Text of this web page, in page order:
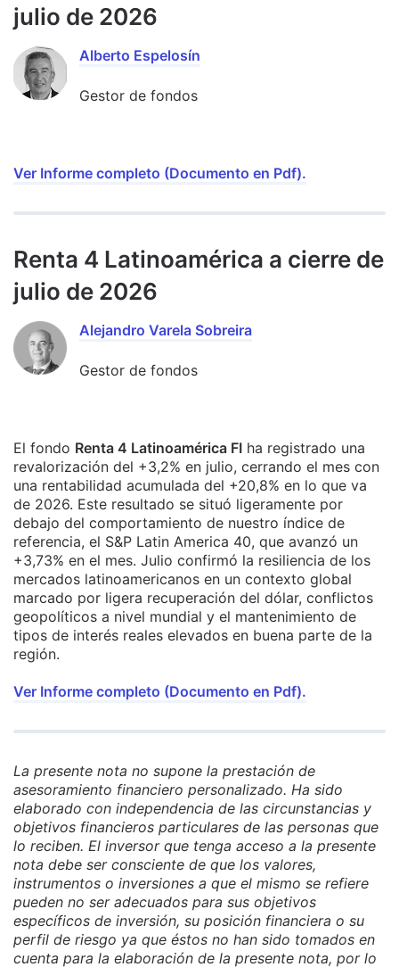
julio de 2026
Alberto Espelosín
Gestor de fondos
Ver Informe completo (Documento en Pdf).
Renta 4 Latinoamérica a cierre de
julio de 2026
Alejandro Varela Sobreira
Gestor de fondos
El fondo Renta 4 Latinoamérica FI ha registrado una
revalorización del +3,2% en julio, cerrando el mes con
una rentabilidad acumulada del +20,8% en lo que va
de 2026. Este resultado se situó ligeramente por
debajo del comportamiento de nuestro índice de
referencia, el S&P Latin America 40, que avanzó un
+3,73% en el mes. Julio confirmó la resiliencia de los
mercados latinoamericanos en un contexto global
marcado por ligera recuperación del dólar, conflictos
geopolíticos a nivel mundial y el mantenimiento de
tipos de interés reales elevados en buena parte de la
región.
Ver Informe completo (Documento en Pdf).
La presente nota no supone la prestación de
asesoramiento financiero personalizado. Ha sido
elaborado con independencia de las circunstancias y
objetivos financieros particulares de las personas que
lo reciben. El inversor que tenga acceso a la presente
nota debe ser consciente de que los valores,
instrumentos o inversiones a que el mismo se refiere
pueden no ser adecuados para sus objetivos
específicos de inversión, su posición financiera o su
perfil de riesgo ya que éstos no han sido tomados en
cuenta para la elaboración de la presente nota, por lo